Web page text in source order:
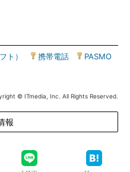
ト） 携帯電話 PASMO
© ITmedia, Inc. All Rights Reserved.
報